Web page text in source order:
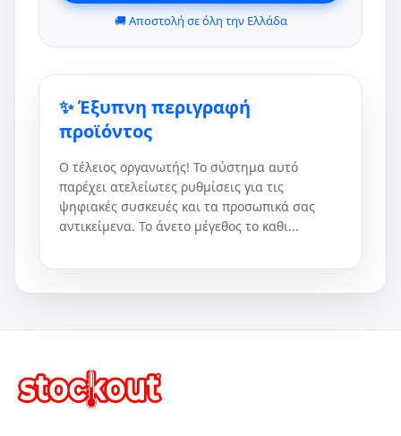
🚚 Αποστολή σε όλη την Ελλάδα
✨ Έξυπνη περιγραφή
προϊόντος
Ο τέλειος οργανωτής! Το σύστημα αυτό
παρέχει ατελείωτες ρυθμίσεις για τις
ψηφιακές συσκευές και τα προσωπικά σας
αντικείμενα. Το άνετο μέγεθος το καθι...